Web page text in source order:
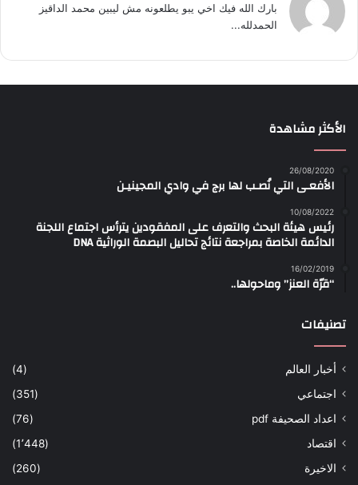
بارك الله فيك اخي يبو يطلعونه مش ليبين محمد الداقيز
الحمدلله...
الأكثر مشاهدة
26/08/2020
الأفعـى التي نُصـب لها برج في وادي المجينيـن
10/08/2022
رئيس هيئة البحث والتعرف على المفقودين يترأس اجتماع اللجنة
الدائمة الخاصة بمراجعة نتائج تحاليل البصمة الوراثية DNA
16/02/2019
“قرّة العنز” وماحولها..
تصنيفات
أخبار العالم
(4)
اجتماعي
(351)
اعداد الصحيفة pdf
(76)
اقتصاد
(1٬448)
الاخيرة
(260)